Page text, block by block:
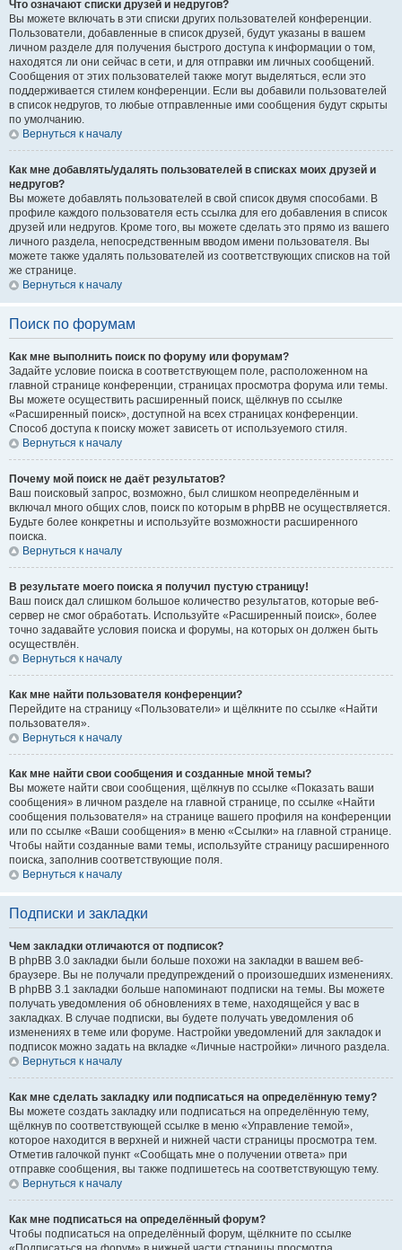
Что означают списки друзей и недругов?
Вы можете включать в эти списки других пользователей конференции.
Пользователи, добавленные в список друзей, будут указаны в вашем
личном разделе для получения быстрого доступа к информации о том,
находятся ли они сейчас в сети, и для отправки им личных сообщений.
Сообщения от этих пользователей также могут выделяться, если это
поддерживается стилем конференции. Если вы добавили пользователей
в список недругов, то любые отправленные ими сообщения будут скрыты
по умолчанию.
Вернуться к началу
Как мне добавлять/удалять пользователей в списках моих друзей и
недругов?
Вы можете добавлять пользователей в свой список двумя способами. В
профиле каждого пользователя есть ссылка для его добавления в список
друзей или недругов. Кроме того, вы можете сделать это прямо из вашего
личного раздела, непосредственным вводом имени пользователя. Вы
можете также удалять пользователей из соответствующих списков на той
же странице.
Вернуться к началу
Поиск по форумам
Как мне выполнить поиск по форуму или форумам?
Задайте условие поиска в соответствующем поле, расположенном на
главной странице конференции, страницах просмотра форума или темы.
Вы можете осуществить расширенный поиск, щёлкнув по ссылке
«Расширенный поиск», доступной на всех страницах конференции.
Способ доступа к поиску может зависеть от используемого стиля.
Вернуться к началу
Почему мой поиск не даёт результатов?
Ваш поисковый запрос, возможно, был слишком неопределённым и
включал много общих слов, поиск по которым в phpBB не осуществляется.
Будьте более конкретны и используйте возможности расширенного
поиска.
Вернуться к началу
В результате моего поиска я получил пустую страницу!
Ваш поиск дал слишком большое количество результатов, которые веб-
сервер не смог обработать. Используйте «Расширенный поиск», более
точно задавайте условия поиска и форумы, на которых он должен быть
осуществлён.
Вернуться к началу
Как мне найти пользователя конференции?
Перейдите на страницу «Пользователи» и щёлкните по ссылке «Найти
пользователя».
Вернуться к началу
Как мне найти свои сообщения и созданные мной темы?
Вы можете найти свои сообщения, щёлкнув по ссылке «Показать ваши
сообщения» в личном разделе на главной странице, по ссылке «Найти
сообщения пользователя» на странице вашего профиля на конференции
или по ссылке «Ваши сообщения» в меню «Ссылки» на главной странице.
Чтобы найти созданные вами темы, используйте страницу расширенного
поиска, заполнив соответствующие поля.
Вернуться к началу
Подписки и закладки
Чем закладки отличаются от подписок?
В phpBB 3.0 закладки были больше похожи на закладки в вашем веб-
браузере. Вы не получали предупреждений о произошедших изменениях.
В phpBB 3.1 закладки больше напоминают подписки на темы. Вы можете
получать уведомления об обновлениях в теме, находящейся у вас в
закладках. В случае подписки, вы будете получать уведомления об
изменениях в теме или форуме. Настройки уведомлений для закладок и
подписок можно задать на вкладке «Личные настройки» личного раздела.
Вернуться к началу
Как мне сделать закладку или подписаться на определённую тему?
Вы можете создать закладку или подписаться на определённую тему,
щёлкнув по соответствующей ссылке в меню «Управление темой»,
которое находится в верхней и нижней части страницы просмотра тем.
Отметив галочкой пункт «Сообщать мне о получении ответа» при
отправке сообщения, вы также подпишетесь на соответствующую тему.
Вернуться к началу
Как мне подписаться на определённый форум?
Чтобы подписаться на определённый форум, щёлкните по ссылке